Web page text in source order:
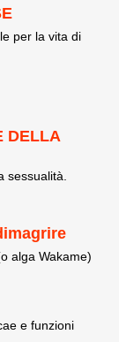
per la vita di
DELLA
sessualità.
alga Wakame)
e funzioni